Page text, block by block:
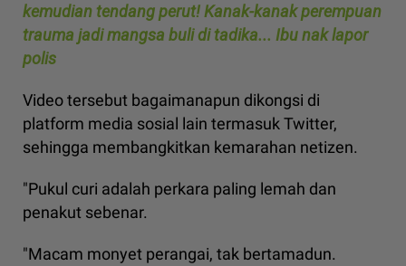
kemudian tendang perut! Kanak-kanak perempuan
trauma jadi mangsa buli di tadika... Ibu nak lapor
polis
Video tersebut bagaimanapun dikongsi di
platform media sosial lain termasuk Twitter,
sehingga membangkitkan kemarahan netizen.
"Pukul curi adalah perkara paling lemah dan
penakut sebenar.
"Macam monyet perangai, tak bertamadun.